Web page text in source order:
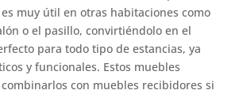
muy útil en otras habitaciones como
o el pasillo, convirtiéndolo en el
para todo tipo de estancias, ya
y funcionales. Estos muebles
con muebles recibidores si